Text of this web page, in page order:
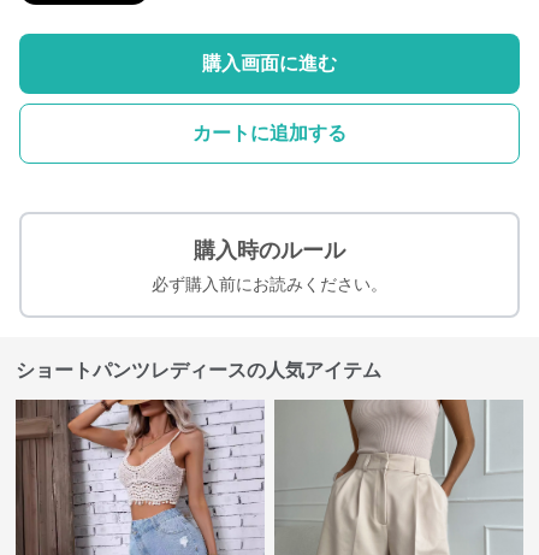
購入画面に進む
カートに追加する
購入時のルール
必ず購入前にお読みください。
ショートパンツレディースの人気アイテム